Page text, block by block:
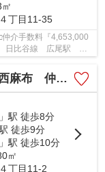
丁目11-35
介手数料『4,653,000
日比谷線 広尾駅 徒
万円現金プレゼント中
」駅 徒歩8分
徒歩9分
」駅 徒歩10分
㎡
丁目11-2